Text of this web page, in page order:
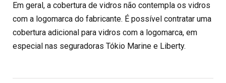
Em geral, a cobertura de vidros não contempla os vidros
com a logomarca do fabricante. É possível contratar uma
cobertura adicional para vidros com a logomarca, em
especial nas seguradoras Tókio Marine e Liberty.